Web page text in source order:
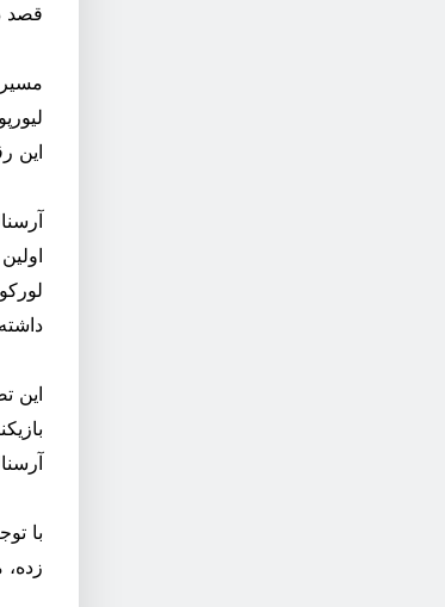
قصد
این رقابت‌ها با ۴۴ گل وارد فینال
این
با